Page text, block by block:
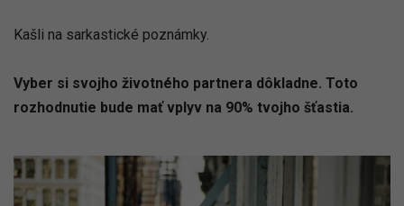
Kašli na sarkastické poznámky.
Vyber si svojho životného partnera dôkladne. Toto
rozhodnutie bude mať vplyv na 90% tvojho šťastia.